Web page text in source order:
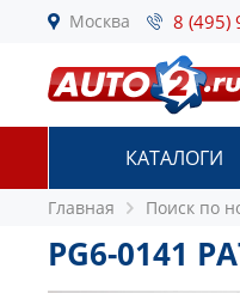
Москва 8 (495)
КАТАЛОГИ
Главная Поиск по
PG6-0141